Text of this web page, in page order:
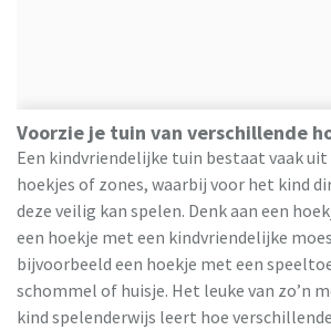
Voorzie je tuin van verschillende
Een kindvriendelijke tuin bestaat vaak
hoekjes of zones, waarbij voor het kind
deze veilig kan spelen. Denk aan een
een hoekje met een kindvriendelijke
bijvoorbeeld een hoekje met een
schommel of huisje. Het leuke van zo’n
kind spelenderwijs leert hoe